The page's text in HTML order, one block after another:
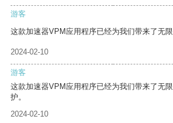
游客
这款加速器VPM应用程序已经为我们带来了无限
2024-02-10
游客
这款加速器VPM应用程序已经为我们带来了无
护。
2024-02-10